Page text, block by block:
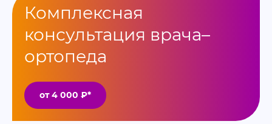
Комплексная
консультация врача–
ортопеда
от 4 000 ₽*